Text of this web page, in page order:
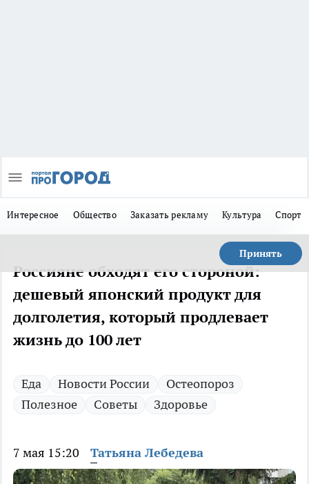
Интересное Общество Заказать рекламу Культура Спорт
Принять
Россияне обходят его стороной:
дешевый японский продукт для
долголетия, который продлевает
жизнь до 100 лет
Еда Новости России
Остеопороз
Полезное
Советы Здоровье
7 мая 15:20 Татьяна Лебедева